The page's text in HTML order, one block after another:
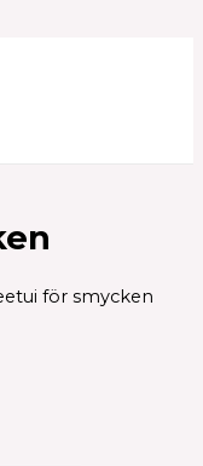
för smycken